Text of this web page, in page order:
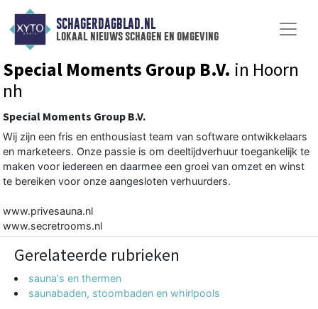
SCHAGERDAGBLAD.NL
lokaal nieuws schagen en omgeving
Special Moments Group B.V. in Hoorn
nh
Special Moments Group B.V.
Wij zijn een fris en enthousiast team van software ontwikkelaars
en marketeers. Onze passie is om deeltijdverhuur toegankelijk te
maken voor iedereen en daarmee een groei van omzet en winst
te bereiken voor onze aangesloten verhuurders.
www.privesauna.nl
www.secretrooms.nl
Gerelateerde rubrieken
sauna's en thermen
saunabaden, stoombaden en whirlpools